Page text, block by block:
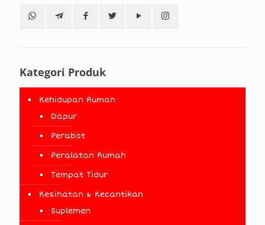
Kategori Produk
Kehidupan Rumah
Dapur
Perabot
Peralatan Rumah
Tempat Tidur
Kesihatan & Kecantikan
Suplemen